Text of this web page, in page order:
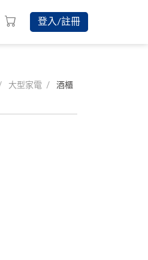
登入/註冊
大型家電 酒櫃